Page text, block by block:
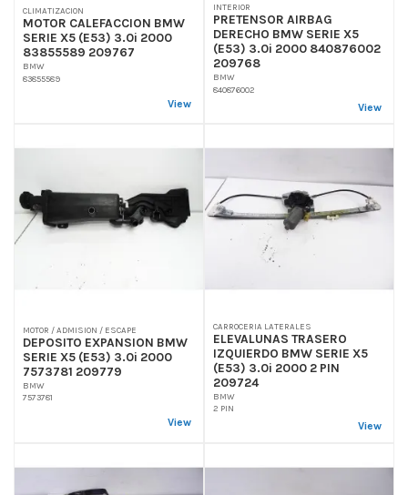
CLIMATIZACION
MOTOR CALEFACCION BMW
SERIE X5 (E53) 3.0i 2000
83855589 209767
BMW
83855589
View
INTERIOR
PRETENSOR AIRBAG
DERECHO BMW SERIE X5
(E53) 3.0i 2000 840876002
209768
BMW
840876002
View
MOTOR / ADMISION / ESCAPE
DEPOSITO EXPANSION BMW
SERIE X5 (E53) 3.0i 2000
7573781 209779
BMW
7573781
View
CARROCERIA LATERALES
ELEVALUNAS TRASERO
IZQUIERDO BMW SERIE X5
(E53) 3.0i 2000 2 PIN
209724
BMW
2 PIN
View